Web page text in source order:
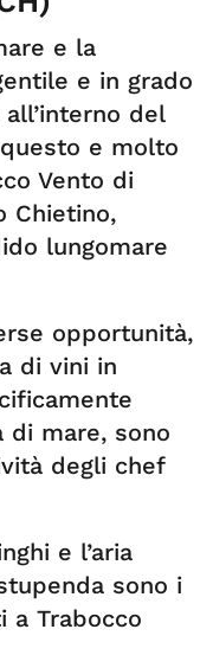
e la
e in grado
del
e molto
Vento di
Chietino,
lungomare
opportunità,
di vini in
di mare, sono
degli chef
e l’aria
sono i
a Trabocco